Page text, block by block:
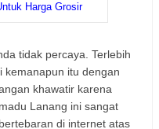
Harga Grosir
tidak percaya. Terlebih
kemanapun itu dengan
khawatir karena
Lanang ini sangat
di internet atas